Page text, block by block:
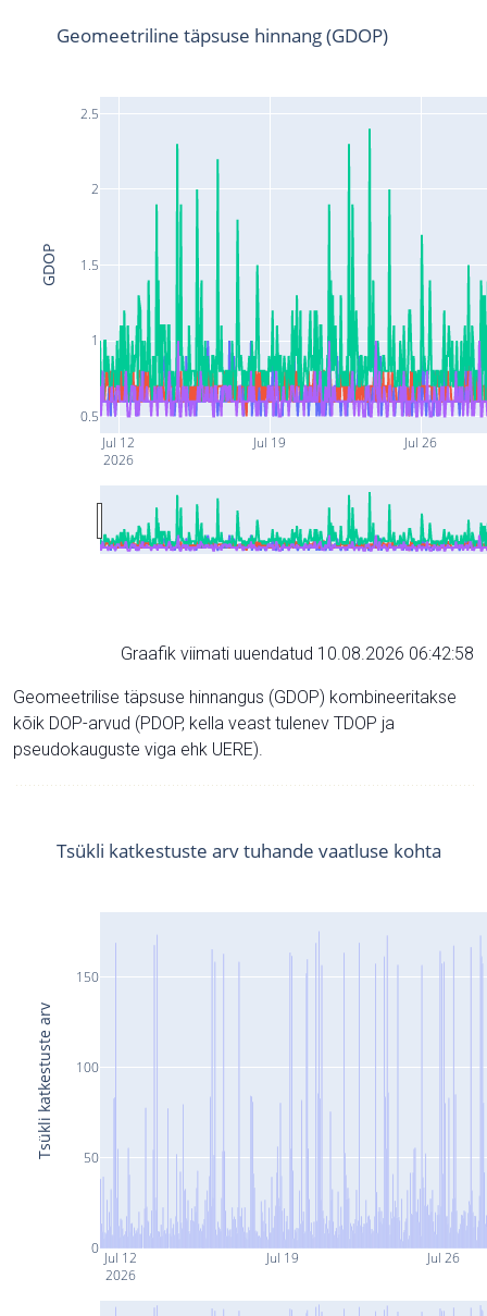
Jul 12
2026
Jul 19 Jul 26
0.5
1
1.5
2
2.5
Geomeetriline täpsuse hinnang (GDOP)
GDOP
Graafik viimati uuendatud 10.08.2026 06:42:58
Geomeetrilise täpsuse hinnangus (GDOP) kombineeritakse
kõik DOP-arvud (PDOP, kella veast tulenev TDOP ja
pseudokauguste viga ehk UERE).
Jul 12
2026
Jul 19 Jul 26
0
50
100
150
Tsükli katkestuste arv tuhande vaatluse kohta
Tsükli katkestuste arv